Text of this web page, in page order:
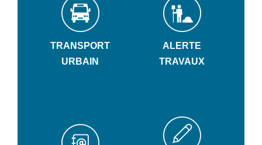
TRANSPORT
URBAIN
ALERTE
TRAVAUX